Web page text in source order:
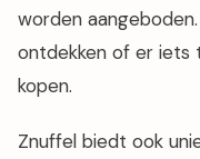
worden
ontdekken of er iets
kopen.
Znuffel biedt ook